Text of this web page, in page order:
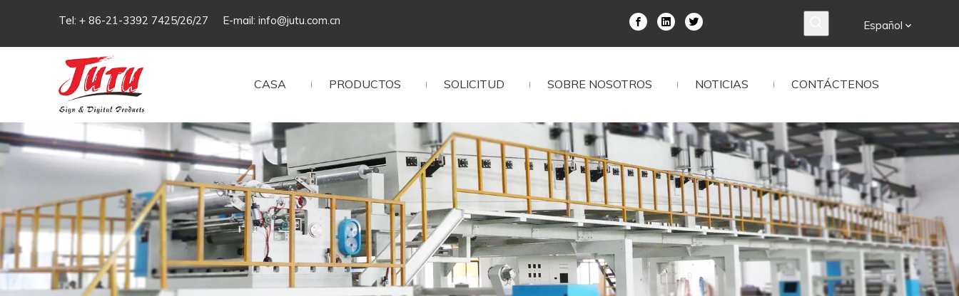
Tel: + 86-21-3392 7425/26/27 E-mail: info@jutu.com.cn Español
CASA PRODUCTOS SOLICITUD SOBRE NOSOTROS NOTICIAS CONTÁCTENOS